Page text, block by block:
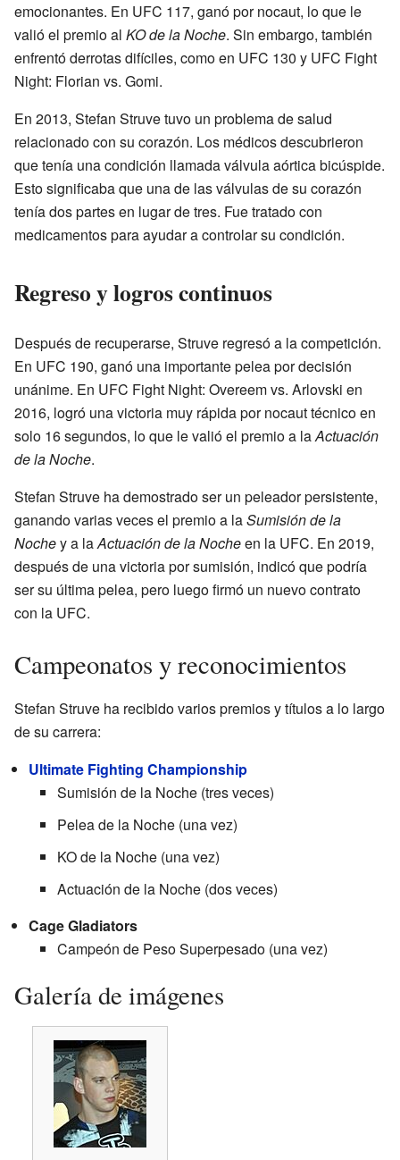
emocionantes. En UFC 117, ganó por nocaut, lo que le
valió el premio al KO de la Noche. Sin embargo, también
enfrentó derrotas difíciles, como en UFC 130 y UFC Fight
Night: Florian vs. Gomi.
En 2013, Stefan Struve tuvo un problema de salud
relacionado con su corazón. Los médicos descubrieron
que tenía una condición llamada válvula aórtica bicúspide.
Esto significaba que una de las válvulas de su corazón
tenía dos partes en lugar de tres. Fue tratado con
medicamentos para ayudar a controlar su condición.
Regreso y logros continuos
Después de recuperarse, Struve regresó a la competición.
En UFC 190, ganó una importante pelea por decisión
unánime. En UFC Fight Night: Overeem vs. Arlovski en
2016, logró una victoria muy rápida por nocaut técnico en
solo 16 segundos, lo que le valió el premio a laActuación
de la Noche.
Stefan Struve ha demostrado ser un peleador persistente,
ganando varias veces el premio a laSumisión de la
Nochey a laActuación de la Nocheen la UFC. En 2019,
después de una victoria por sumisión, indicó que podría
ser su última pelea, pero luego firmó un nuevo contrato
con la UFC.
Campeonatos y reconocimientos
Stefan Struve ha recibido varios premios y títulos a lo largo
de su carrera:
Ultimate Fighting Championship
Sumisión de la Noche (tres veces)
Pelea de la Noche (una vez)
KO de la Noche (una vez)
Actuación de la Noche (dos veces)
Cage Gladiators
Campeón de Peso Superpesado (una vez)
Galería de imágenes